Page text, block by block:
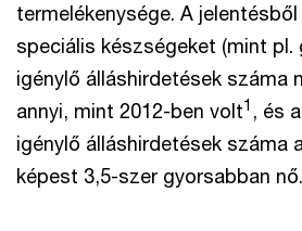
termelékenysége. A
speciális készségeket (mint pl.
igénylő álláshirdetések száma
annyi, mint 2012-ben volt1 , és
igénylő álláshirdetések száma
képest 3,5-szer gyorsabban nő.